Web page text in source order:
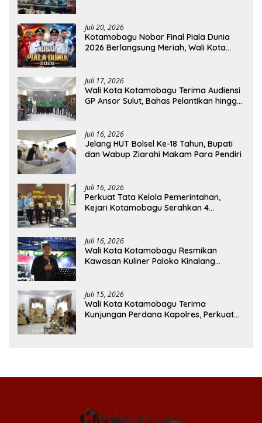
Juli 20, 2026
Kotamobagu Nobar Final Piala Dunia
2026 Berlangsung Meriah, Wali Kota
Juli 17, 2026
Wali Kota Kotamobagu Terima Audiensi
GP Ansor Sulut, Bahas Pelantikan hingga
Juli 16, 2026
Jelang HUT Bolsel Ke-18 Tahun, Bupati
dan Wabup Ziarahi Makam Para Pendiri
Juli 16, 2026
Perkuat Tata Kelola Pemerintahan,
Kejari Kotamobagu Serahkan 4
Juli 16, 2026
Wali Kota Kotamobagu Resmikan
Kawasan Kuliner Paloko Kinalang
Juli 15, 2026
Wali Kota Kotamobagu Terima
Kunjungan Perdana Kapolres, Perkuat